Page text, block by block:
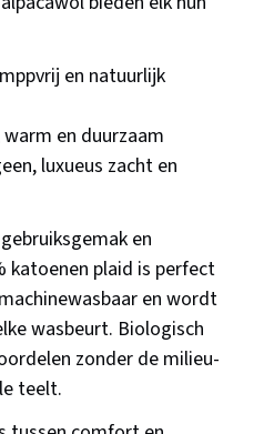
en natuurlijk
en duurzaam
luxueus zacht en
en
katoenen plaid is perfect
en wordt
wasbeurt. Biologisch
zonder de milieu-
teelt.